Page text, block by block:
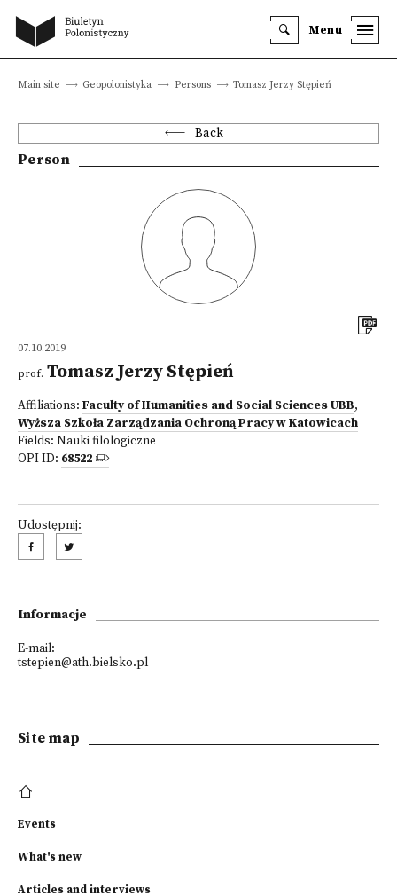
Menu
Main site Geopolonistyka Persons Tomasz Jerzy Stępień
Back
Person
07.10.2019
prof. Tomasz Jerzy Stępień
Affiliations: Faculty of Humanities and Social Sciences UBB,
Wyższa Szkoła Zarządzania Ochroną Pracy w Katowicach
Fields: Nauki filologiczne
OPI ID: 68522
Udostępnij:
Informacje
E-mail:
tstepien@ath.bielsko.pl
Site map
Events
What's new
Articles and interviews